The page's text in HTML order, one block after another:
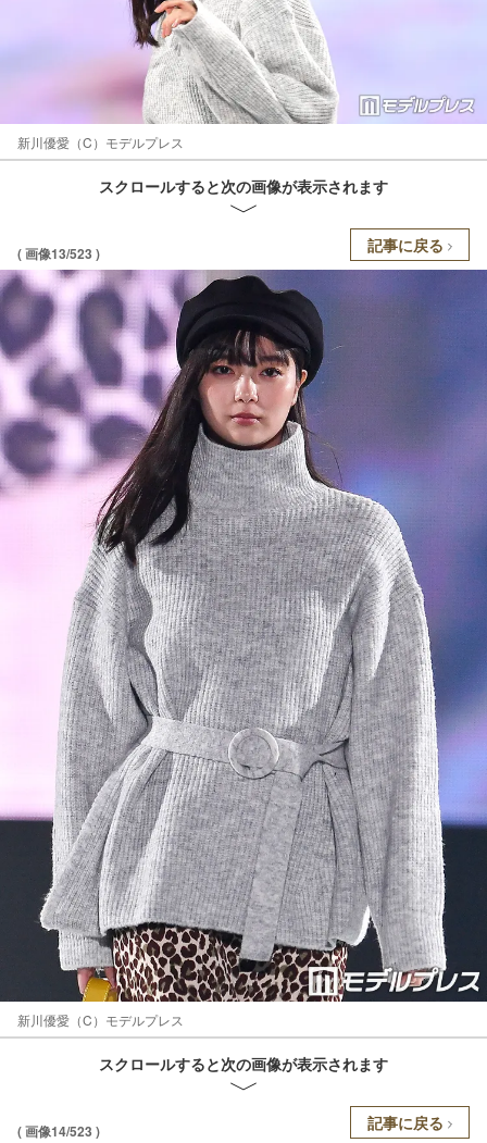
新川優愛（C）モデルプレス
スクロールすると次の画像が表示されます
( 画像13/523 ) 記事に戻る
新川優愛（C）モデルプレス
スクロールすると次の画像が表示されます
( 画像14/523 ) 記事に戻る